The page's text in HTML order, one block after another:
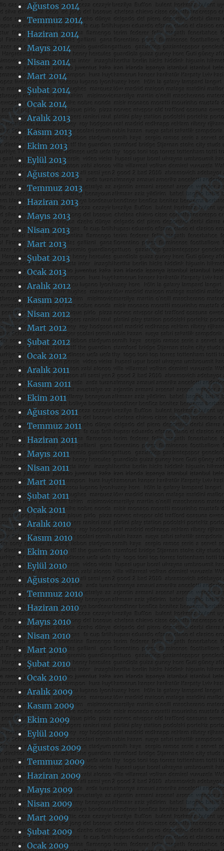
Ağustos 2014
Temmuz 2014
Haziran 2014
Mayıs 2014
Nisan 2014
Mart 2014
Şubat 2014
Ocak 2014
Aralık 2013
Kasım 2013
Ekim 2013
Eylül 2013
Ağustos 2013
Temmuz 2013
Haziran 2013
Mayıs 2013
Nisan 2013
Mart 2013
Şubat 2013
Ocak 2013
Aralık 2012
Kasım 2012
Nisan 2012
Mart 2012
Şubat 2012
Ocak 2012
Aralık 2011
Kasım 2011
Ekim 2011
Ağustos 2011
Temmuz 2011
Haziran 2011
Mayıs 2011
Nisan 2011
Mart 2011
Şubat 2011
Ocak 2011
Aralık 2010
Kasım 2010
Ekim 2010
Eylül 2010
Ağustos 2010
Temmuz 2010
Haziran 2010
Mayıs 2010
Nisan 2010
Mart 2010
Şubat 2010
Ocak 2010
Aralık 2009
Kasım 2009
Ekim 2009
Eylül 2009
Ağustos 2009
Temmuz 2009
Haziran 2009
Mayıs 2009
Nisan 2009
Mart 2009
Şubat 2009
Ocak 2009